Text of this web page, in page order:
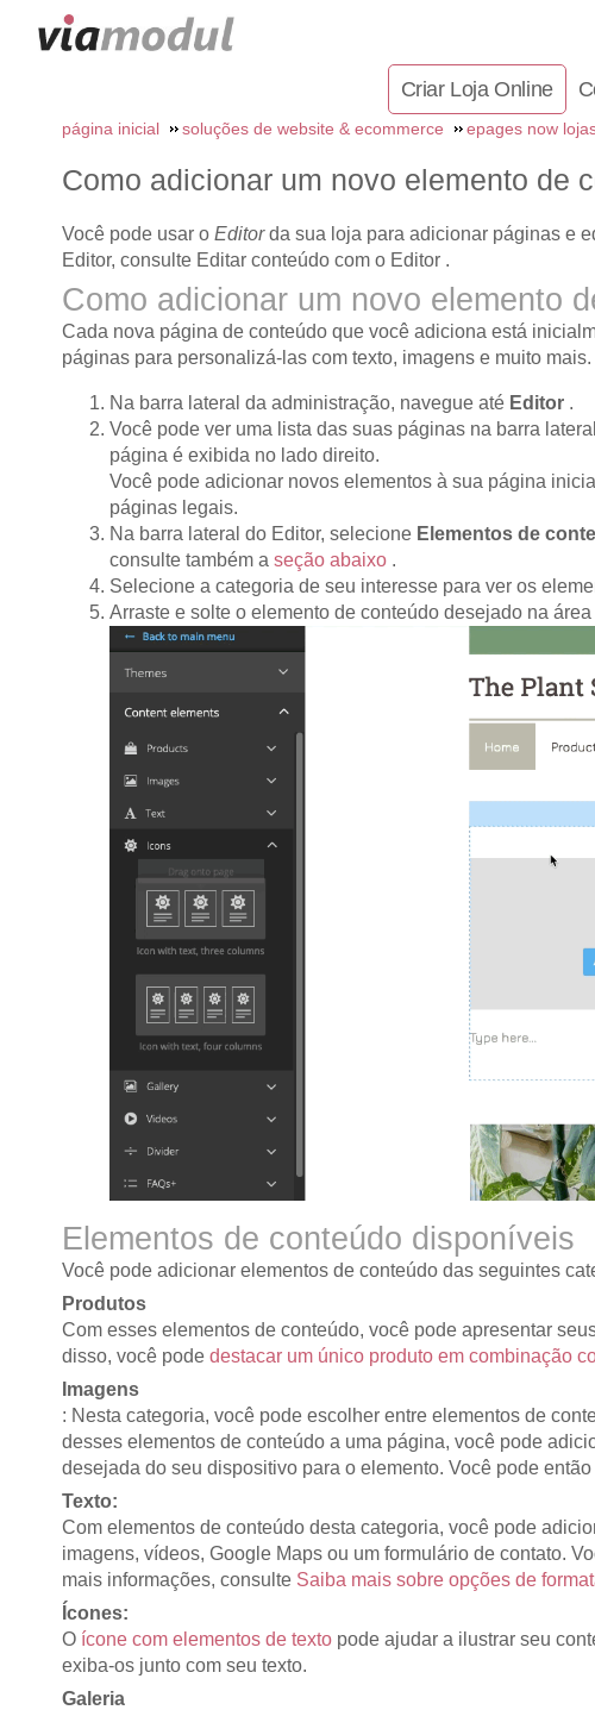
Criar Loja Online
página inicial soluções de website & ecommerce epages now
Como adicionar um novo elemento de
Você pode usar o Editorda sua loja para adicionar páginas e
Editor, consulte Editar conteúdo com o Editor .
Como adicionar um novo elemento
Cada nova página de conteúdo que você adiciona está
páginas para personalizá-las com texto, imagens e muito mais.
Na barra lateral da administração, navegue até Editor .
Você pode ver uma lista das suas páginas na barra
página é exibida no lado direito.
Você pode adicionar novos elementos à sua página
páginas legais.
Na barra lateral do Editor, selecione Elementos de
consulte também a seção abaixo .
Selecione a categoria de seu interesse para ver os
Arraste e solte o elemento de conteúdo desejado na
Elementos de conteúdo disponíveis
Você pode adicionar elementos de conteúdo das seguintes
Produtos
Com esses elementos de conteúdo, você pode apresentar
disso, você pode destacar um único produto em combinação
Imagens
: Nesta categoria, você pode escolher entre elementos de
desses elementos de conteúdo a uma página, você pode
desejada do seu dispositivo para o elemento. Você pode
Texto:
Com elementos de conteúdo desta categoria, você pode
imagens, vídeos, Google Maps ou um formulário de contato.
mais informações, consulte Saiba mais sobre opções de
Ícones:
O ícone com elementos de texto pode ajudar a ilustrar seu
exiba-os junto com seu texto.
Galeria